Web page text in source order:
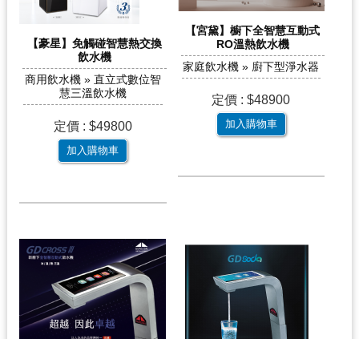
【豪星】免觸碰智慧熱交換
飲水機
商用飲水機 » 直立式數位智
慧三溫飲水機
定價 : $49800
加入購物車
【宮黛】櫥下全智慧互動式
RO溫熱飲水機
家庭飲水機 » 廚下型淨水器
定價 : $48900
加入購物車